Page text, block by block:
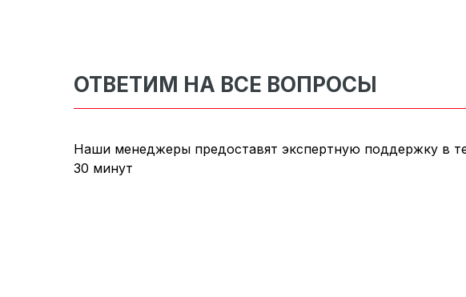
ОТВЕТИМ НА ВСЕ ВОПРОСЫ
Наши менеджеры предоставят экспертную поддержку в
30 минут